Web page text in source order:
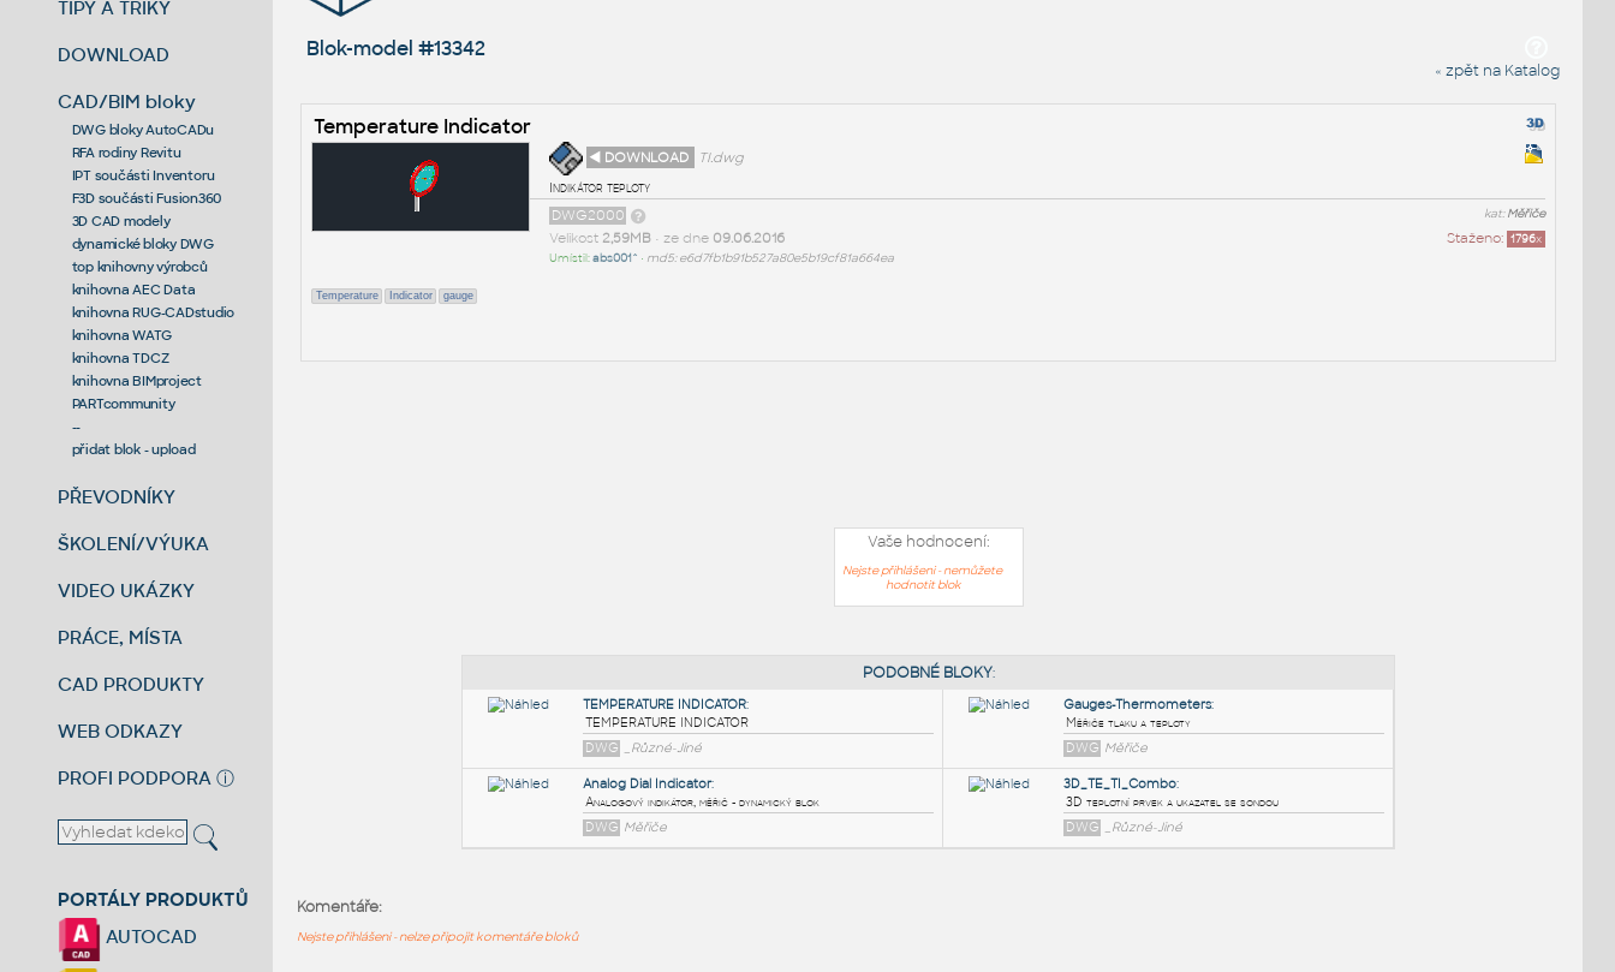
TIPY A TRIKY
DOWNLOAD
CAD/BIM bloky
DWG bloky AutoCADu
RFA rodiny Revitu
IPT součásti Inventoru
F3D součásti Fusion360
3D CAD modely
dynamické bloky DWG
top knihovny výrobců
knihovna AEC Data
knihovna RUG-CADstudio
knihovna WATG
knihovna TDCZ
knihovna BIMproject
PARTcommunity
--
přidat blok - upload
PŘEVODNÍKY
ŠKOLENÍ/VÝUKA
VIDEO UKÁZKY
PRÁCE, MÍSTA
CAD PRODUKTY
WEB ODKAZY
PROFI PODPORA ⓘ
PORTÁLY PRODUKTŮ
AUTOCAD
Blok-model #13342
« zpět na Katalog
Temperature Indicator
◄ DOWNLOAD
TI.dwg
Indikátor teploty
kat:Měřiče
DWG2000
Staženo: 1796x
Velikost 2,59MB• ze dne 09.06.2016
Umístil:abs001^ • md5: e6d7fb1b91b527a80e5b19cf81a664ea
Temperature Indicator gauge
Vaše hodnocení:
Nejste přihlášeni - nemůžete
hodnotit blok
Komentáře:
Nejste přihlášeni - nelze připojit komentáře bloků